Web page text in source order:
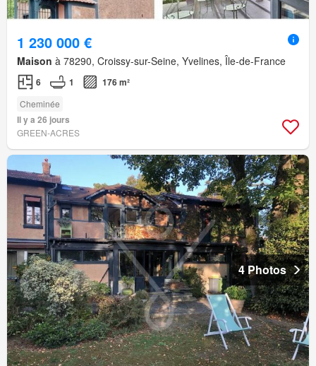
1 230 000 €
Maison à 78290, Croissy-sur-Seine, Yvelines, Île-de-France
6 1 176 m²
Cheminée
Il y a 26 jours
GREEN-ACRES
4 Photos